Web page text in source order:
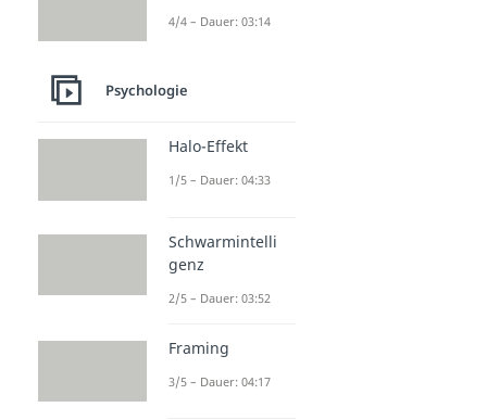
4/4 – Dauer: 03:14
Psychologie
Halo-Effekt
1/5 – Dauer: 04:33
Schwarmintelli
genz
2/5 – Dauer: 03:52
Framing
3/5 – Dauer: 04:17